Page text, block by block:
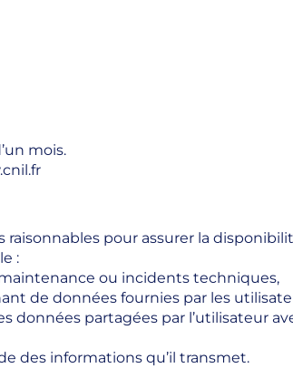
mois.
pour assurer la
:
ou incidents techniques,
de données fournies par les
données partagées par l’utilisateur
des informations qu’il transmet.